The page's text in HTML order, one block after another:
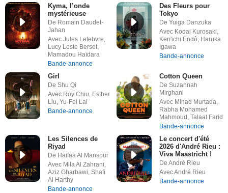
Kyma, l’onde
mystérieuse
De Romain Daudet-
Jahan
Avec Jules Lefebvre,
Lucy Loste Berset,
Mamadou Haïdara
Bande-annonce
Des Fleurs pour
Tokyo
De Yuiga Danzuka
Avec Kodai Kurosaki,
Ken'ichi Endô, Haruka
Igawa
Bande-annonce
Girl
De Shu Qi
Avec Roy Chiu, Esther
Liu, Yu-Fei Lai
Bande-annonce
Cotton Queen
De Suzannah
Mirghani
Avec Mihad Murtada,
Rabha Mohamed
Mahmoud, Talaat Farid
Bande-annonce
Les Silences de
Riyad
De Haifaa Al Mansour
Avec Mila Al Zahrani,
Aziz Gharbawi, Shafi
Al Harthy
Bande-annonce
Le concert d'été
2026 d'André Rieu :
Viva Maastricht !
De André Rieu
Avec André Rieu
Bande-annonce